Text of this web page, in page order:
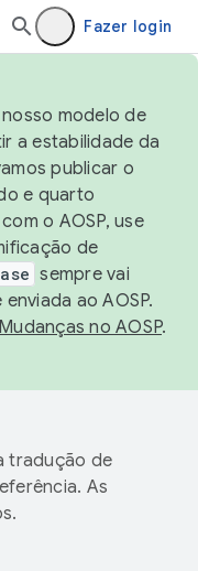
Fazer login
modelo de
a estabilidade da
publicar o
e quarto
o AOSP, use
de
sempre vai
ao AOSP.
Mudanças no AOSP.
tradução de
As